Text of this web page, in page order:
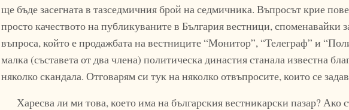
ще бъде засегната в тазседмичния брой на седмичника. Въпросът крие
просто качеството на публикуваните в България вестници, споменавайки
въпроса, който е продажбата на вестниците “Монитор”, “Телеграф” и
малка (съставета от два члена) политическа династия станала известна
няколко скандала. Отговарям си тук на няколко отвъпросите, които се
Харесва ли ми това, което има на българския вестникарски пазар? Ако